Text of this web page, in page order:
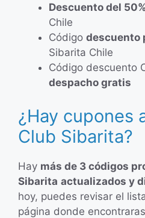
Descuento del
Chile
Código descuento
Sibarita Chile
Código descuento
despacho gratis
¿Hay cupones
Club Sibarita?
Hay más de 3 códigos
Sibarita actualizados y
hoy, puedes revisar el
página donde